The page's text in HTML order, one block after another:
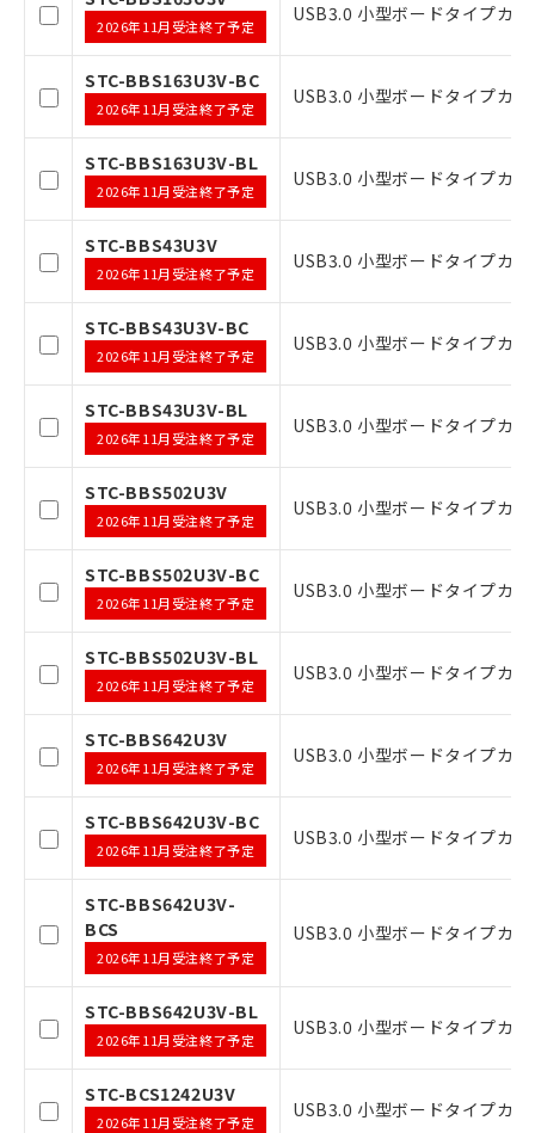
2026年11月受注終了予定
USB3.0 小型ボードタイプカ
STC-BBS163U3V-BC
2026年11月受注終了予定
USB3.0 小型ボードタイプカ
STC-BBS163U3V-BL
2026年11月受注終了予定
USB3.0 小型ボードタイプカ
STC-BBS43U3V
2026年11月受注終了予定
USB3.0 小型ボードタイプカ
STC-BBS43U3V-BC
2026年11月受注終了予定
USB3.0 小型ボードタイプカ
STC-BBS43U3V-BL
2026年11月受注終了予定
USB3.0 小型ボードタイプカ
STC-BBS502U3V
2026年11月受注終了予定
USB3.0 小型ボードタイプカ
STC-BBS502U3V-BC
2026年11月受注終了予定
USB3.0 小型ボードタイプカ
STC-BBS502U3V-BL
2026年11月受注終了予定
USB3.0 小型ボードタイプカ
STC-BBS642U3V
2026年11月受注終了予定
USB3.0 小型ボードタイプカ
STC-BBS642U3V-BC
2026年11月受注終了予定
USB3.0 小型ボードタイプカ
STC-BBS642U3V-
BCS
2026年11月受注終了予定
USB3.0 小型ボードタイプカ
STC-BBS642U3V-BL
2026年11月受注終了予定
USB3.0 小型ボードタイプカ
STC-BCS1242U3V
2026年11月受注終了予定
USB3.0 小型ボードタイプカ
記
説明
○ 一定数以上の在庫あり
△ 一定数には満たないが在庫あり
－
在庫なし(最新の在庫状況につ
いては、お客様のお取引先、ま
たはお客様担当のオムロン制御
認ください)
白
情報を公開していない機種
ご利用条件
以下の条件をお読みいただき、同意のうえ
ご利用ください。
本サービスは、当社制御機器事業取扱
商品の当社在庫状況および標準価格(税
抜)を提供させていただくものです。
本サービスの対象外となる商品もある
ことをご了承ください。
在庫状況および標準価格照会結果は、
記載している更新日時点での社内デー
タに基づき作成されるものであり、閲
覧された時点での実際の在庫および標
準価格とは異なる場合があることをご
了承ください。
正式な納期状況および標準価格はお客
様のお取引先、またはお客様担当のオ
ムロン制御機器販売店・当社販売員に
ご相談ください。
オムロン制御機器販売店や当社販売拠
点は「販売ネットワーク
」をご確認
ください。
在庫状況および標準価格結果を当社の
事前の承諾なく第三者に漏洩または開
示しないようお願いします。
マイパーツ機能（部品リスト作成サー
ビス）をご利用いただくには、I-Web
メンバーズにご登録されている必要が
あります。
登録された部品リストについて、当社
および当社の共同利用者が、当社の製
品・サービスに関するお客様との取
引・商談に必要な範囲で利用すること
をご了承ください。
※当社の共同利用者とは、
の共同利用に関して"
の「1.共同利
用者の範囲」に記載されている法人を
指します。